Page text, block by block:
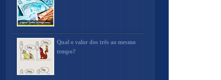
Qual o valor dos três ao mesmo
tempo?